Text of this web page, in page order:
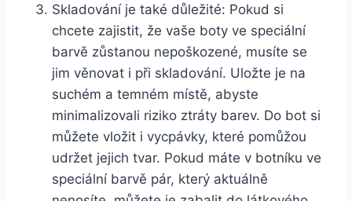
Skladování je⁢ také důležité: ​Pokud si
chcete zajistit, že⁣ vaše ‍boty ve speciální
barvě zůstanou nepoškozené, musíte se
jim ⁤věnovat i při​ skladování. Uložte je na
suchém a​ temném místě, abyste
minimalizovali riziko ztráty barev. Do bot si
můžete vložit i vycpávky, které pomůžou
udržet jejich ⁤tvar. Pokud⁣ máte v ⁣botníku‍ ve
speciální barvě pár, který aktuálně